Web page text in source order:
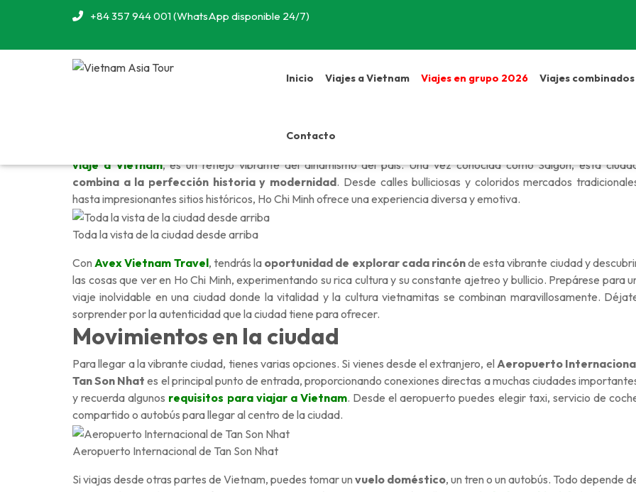
+84 357 944 001 (WhatsApp disponible 24/7)
Inicio Viajes a Vietnam Viajes en grupo 2026 Viajes combinados
Contacto
viaje a Vietnam, es un reflejo vibrante del dinamismo del país. Una vez conocida como Saigón, esta
combina a la perfección historia y modernidad. Desde calles bulliciosas y coloridos mercados
hasta impresionantes sitios históricos, Ho Chi Minh ofrece una experiencia diversa y emotiva.
Toda la vista de la ciudad desde arriba
ConAvex Vietnam Travel, tendrás la oportunidad de explorar cada rincónde esta vibrante ciudad y
las cosas que ver en Ho Chi Minh, experimentando su rica cultura y su constante ajetreo y bullicio. Prepárese para
viaje inolvidable en una ciudad donde la vitalidad y la cultura vietnamitas se combinan maravillosamente.
sorprender por la autenticidad que la ciudad tiene para ofrecer.
Movimientos en la ciudad
Para llegar a la vibrante ciudad, tienes varias opciones. Si vienes desde el extranjero, elAeropuerto
Tan Son Nhat es el principal punto de entrada, proporcionando conexiones directas a muchas ciudades
y recuerda algunos requisitos para viajar a Vietnam. Desde el aeropuerto puedes elegir taxi, servicio de
compartido o autobús para llegar al centro de la ciudad.
Aeropuerto Internacional de Tan Son Nhat
Si viajas desde otras partes de Vietnam, puedes tomar un vuelo doméstico, un tren o un autobús. Todo depende